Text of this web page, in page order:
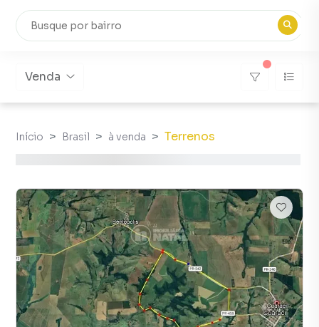
Venda
Início Brasil à venda Terrenos